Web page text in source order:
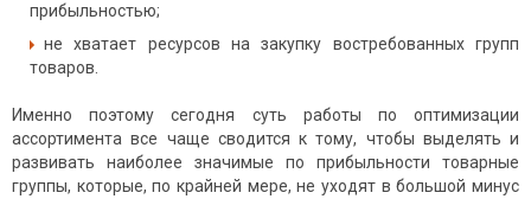
прибыльностью;
не хватает ресурсов на закупку востребованных групп
товаров.
Именно поэтому сегодня суть работы по оптимизации
ассортимента все чаще сводится к тому, чтобы выделять и
развивать наиболее значимые по прибыльности товарные
группы, которые, по крайней мере, не уходят в большой минус